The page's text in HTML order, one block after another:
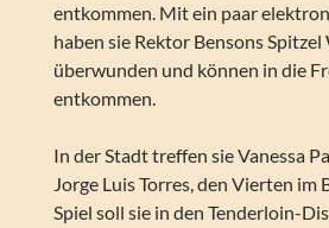
entkommen. Mit ein paar
haben sie Rektor Bensons Spitzel
überwunden und können in die
entkommen.
In der Stadt treffen sie Vanessa
Jorge Luis Torres, den Vierten im
Spiel soll sie in den Tenderloin-